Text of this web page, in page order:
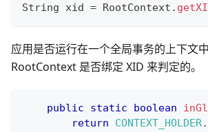
String xid = RootContext .
应用是否运行在一个全局事务的上下文
RootContext 是否绑定 XID 来判定的。
public static boolean
return
CONTEXT_HOLDER.